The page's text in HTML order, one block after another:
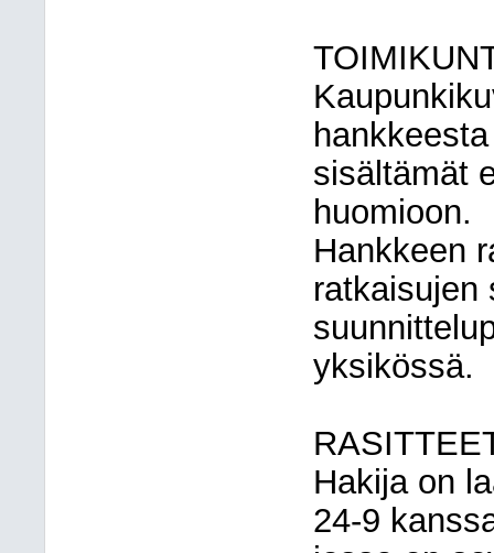
sisältämät
huomioon.
Hankkeen
ratkaisujen
yksikössä.
Hakija on
24-9